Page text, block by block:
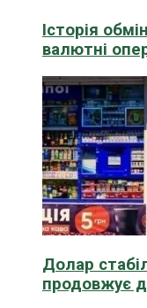
Історія
валютні
Долар
продовжує